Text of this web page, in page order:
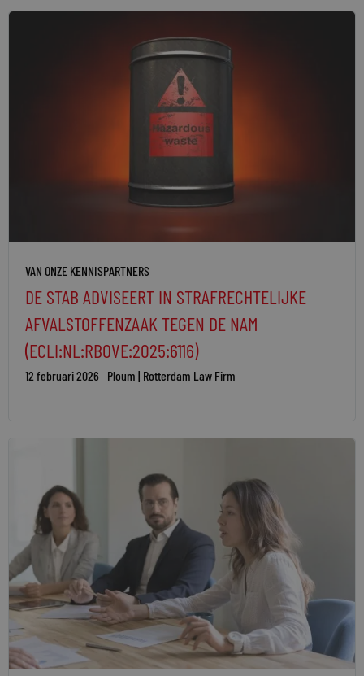
VAN ONZE KENNISPARTNERS
DE STAB ADVISEERT IN STRAFRECHTELIJKE
AFVALSTOFFENZAAK TEGEN DE NAM
(ECLI:NL:RBOVE:2025:6116)
12 februari 2026 Ploum | Rotterdam Law Firm